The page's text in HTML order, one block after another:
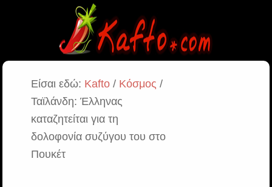
Είσαι εδώ: Kafto/ Κόσμος /
Ταϊλάνδη: Έλληνας
καταζητείται για τη
δολοφονία συζύγου του στο
Πουκέτ